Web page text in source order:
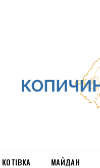
КОТІВКА МАЙДАН